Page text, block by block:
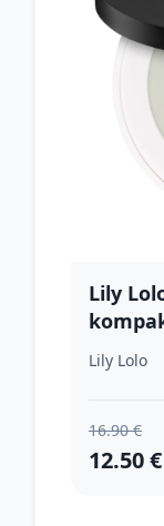
Lily
Lily Lolo
16.90 €
12.50 €